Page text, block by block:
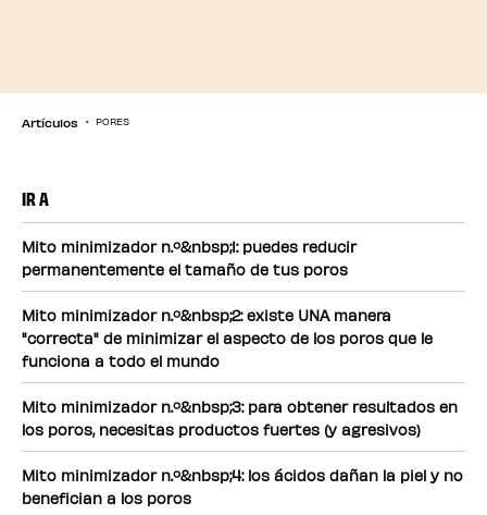
Artículos PORES
IR A
Mito minimizador n.º&nbsp;1: puedes reducir
permanentemente el tamaño de tus poros
Mito minimizador n.º&nbsp;2: existe UNA manera
"correcta" de minimizar el aspecto de los poros que le
funciona a todo el mundo
Mito minimizador n.º&nbsp;3: para obtener resultados en
los poros, necesitas productos fuertes (y agresivos)
Mito minimizador n.º&nbsp;4: los ácidos dañan la piel y no
benefician a los poros